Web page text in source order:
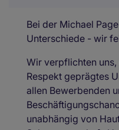
Bei der Michael
Unterschiede - wir
Wir verpflichten
Respekt geprägtes
allen Bewerbenden
unabhängig von